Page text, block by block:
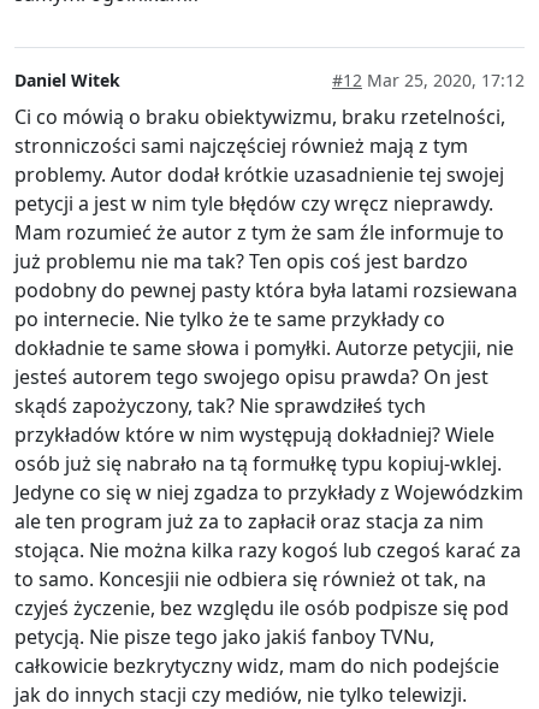
Daniel Witek #12 Mar 25, 2020, 17:12
Ci co mówią o braku obiektywizmu, braku rzetelności,
stronniczości sami najczęściej również mają z tym
problemy. Autor dodał krótkie uzasadnienie tej swojej
petycji a jest w nim tyle błędów czy wręcz nieprawdy.
Mam rozumieć że autor z tym że sam źle informuje to
już problemu nie ma tak? Ten opis coś jest bardzo
podobny do pewnej pasty która była latami rozsiewana
po internecie. Nie tylko że te same przykłady co
dokładnie te same słowa i pomyłki. Autorze petycjii, nie
jesteś autorem tego swojego opisu prawda? On jest
skądś zapożyczony, tak? Nie sprawdziłeś tych
przykładów które w nim występują dokładniej? Wiele
osób już się nabrało na tą formułkę typu kopiuj-wklej.
Jedyne co się w niej zgadza to przykłady z Wojewódzkim
ale ten program już za to zapłacił oraz stacja za nim
stojąca. Nie można kilka razy kogoś lub czegoś karać za
to samo. Koncesjii nie odbiera się również ot tak, na
czyjeś życzenie, bez względu ile osób podpisze się pod
petycją. Nie pisze tego jako jakiś fanboy TVNu,
całkowicie bezkrytyczny widz, mam do nich podejście
jak do innych stacji czy mediów, nie tylko telewizji.